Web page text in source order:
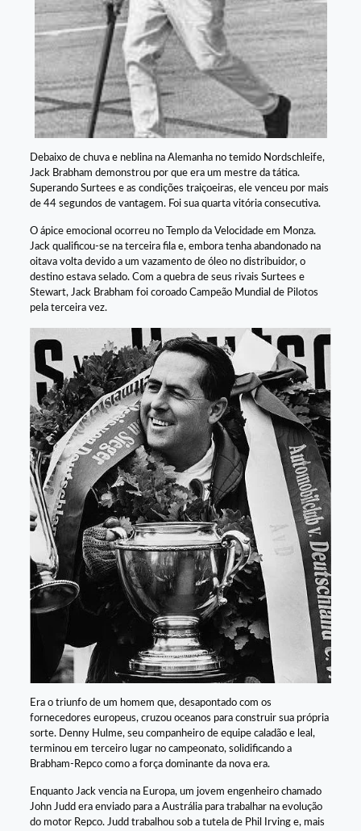
Debaixo de chuva e neblina na Alemanha no temido Nordschleife,
Jack Brabham demonstrou por que era um mestre da tática.
Superando Surtees e as condições traiçoeiras, ele venceu por mais
de 44 segundos de vantagem. Foi sua quarta vitória consecutiva.
O ápice emocional ocorreu no Templo da Velocidade em Monza.
Jack qualificou-se na terceira fila e, embora tenha abandonado na
oitava volta devido a um vazamento de óleo no distribuidor, o
destino estava selado. Com a quebra de seus rivais Surtees e
Stewart, Jack Brabham foi coroado Campeão Mundial de Pilotos
pela terceira vez.
Era o triunfo de um homem que, desapontado com os
fornecedores europeus, cruzou oceanos para construir sua própria
sorte. Denny Hulme, seu companheiro de equipe caladão e leal,
terminou em terceiro lugar no campeonato, solidificando a
Brabham-Repco como a força dominante da nova era.
Enquanto Jack vencia na Europa, um jovem engenheiro chamado
John Judd era enviado para a Austrália para trabalhar na evolução
do motor Repco. Judd trabalhou sob a tutela de Phil Irving e, mais